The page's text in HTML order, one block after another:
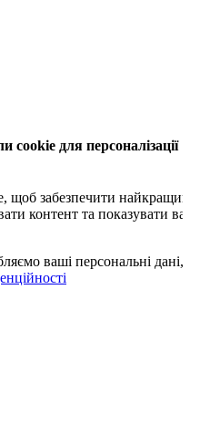
для персоналізації
забезпечити найкращий
контент та показувати вам
ваші персональні дані,